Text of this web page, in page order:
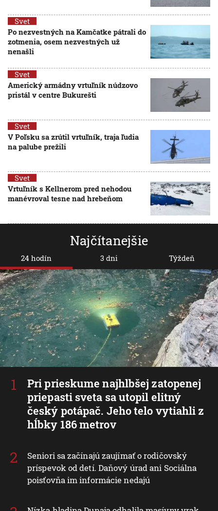
Svet
Po nezvestných na Kamčatke pátrali do
zotmenia, osem nezvestných už
nenašli
Svet
Americký armádny vrtuľník núdzovo
pristál v centre Bukurešti
Svet
V Poľsku sa zrútil vrtuľník, traja ľudia
na palube prežili
Svet
Vrtuľník s Kellnerom pred nehodou
manévroval tesne nad hrebeňom
Najčítanejšie
24 hodín
Pri prieskume najhlbšej zatopenej
priepasti sveta sa utopil elitný
český potápač. Jeho telo vytiahli z
hĺbky 186 metrov
Seniori sa začínajú zaujímať o rodičovský
príspevok od detí. Daňový úrad ani Sociálna
poisťovňa im informácie nedajú
3 dni Týždeň